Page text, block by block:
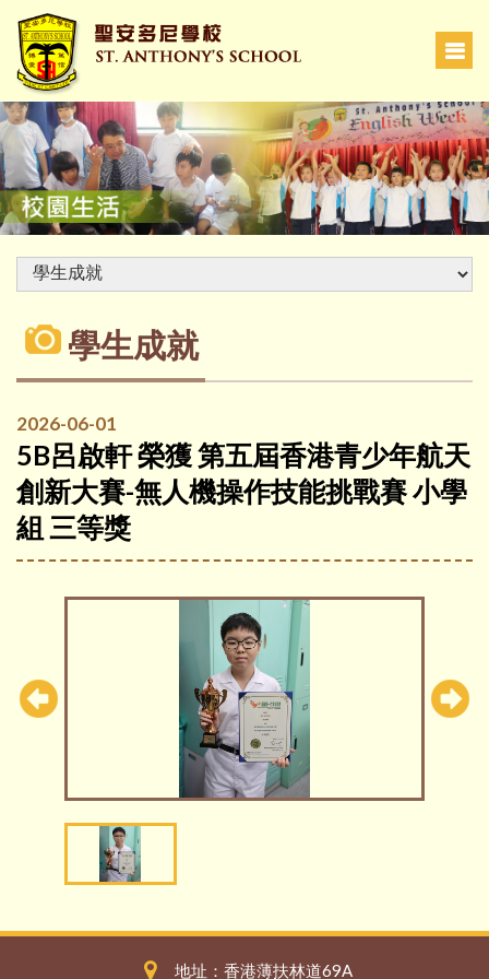
學生成就
2026-06-01
5B呂啟軒 榮獲 第五屆香港青少年航天
創新大賽-無人機操作技能挑戰賽 小學
組 三等獎
地址：香港薄扶林道69A